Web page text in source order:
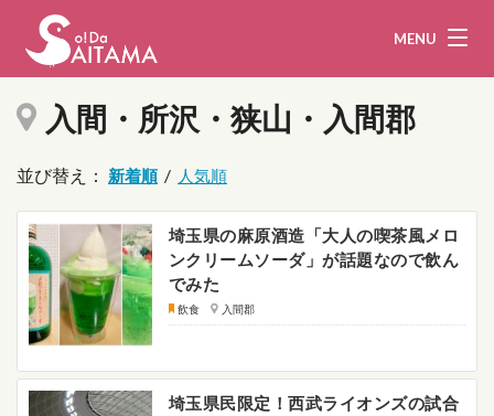
MENU
娯楽・観光
企業・団体 教育・医療
行政
地域から探す
募集！ お問い合わせ
入間・所沢・狭山・入間郡
並び替え： /
埼玉県の麻原酒造「大人の喫茶風メロ
ンクリームソーダ」が話題なので飲ん
でみた
飲食 入間郡
埼玉県民限定！西武ライオンズの試合